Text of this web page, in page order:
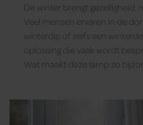
De winter brengt gezelligheid,
Veel mensen ervaren in de
winterdip of zelfs een
oplossing die vaak wordt
Wat maakt deze lamp zo